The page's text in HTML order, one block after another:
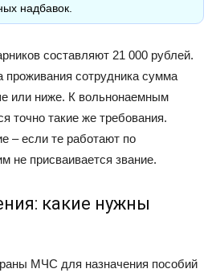
надбавок.
составляют 21 000 рублей.
проживания сотрудника сумма
или ниже. К вольнонаемным
точно такие же требования.
– если те работают по
не присваивается звание.
какие нужны
МЧС для назначения пособий